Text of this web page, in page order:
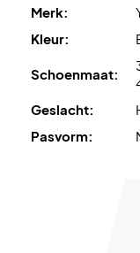
Merk:
Kleur:
Schoenmaat:
Geslacht:
Pasvorm: